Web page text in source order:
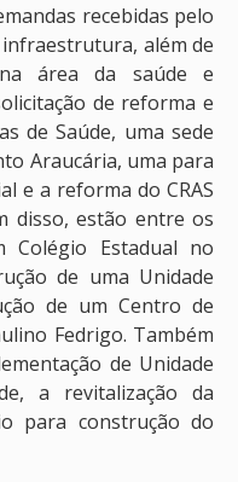
recebidas pelo
além de
área da saúde e
de reforma e
de Saúde, uma sede
Araucária, uma para
e a reforma do CRAS
disso, estão entre os
Colégio Estadual no
de uma Unidade
de um Centro de
Fedrigo. Também
de Unidade
a revitalização da
para construção do